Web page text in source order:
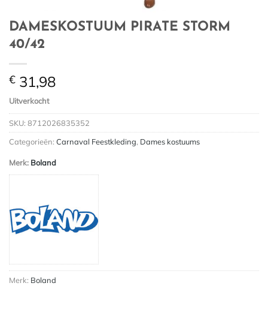
DAMESKOSTUUM PIRATE STORM
40/42
€ 31,98
Uitverkocht
SKU: 8712026835352
Categorieën: Carnaval Feestkleding, Dames kostuums
Merk: Boland
Merk: Boland